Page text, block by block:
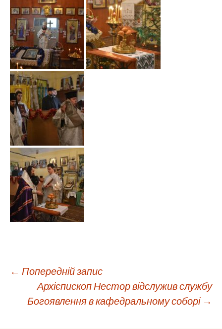
Навігація
по
← Попередній запис
Архієпископ Нестор відслужив службу
Богоявлення в кафедральному соборі →